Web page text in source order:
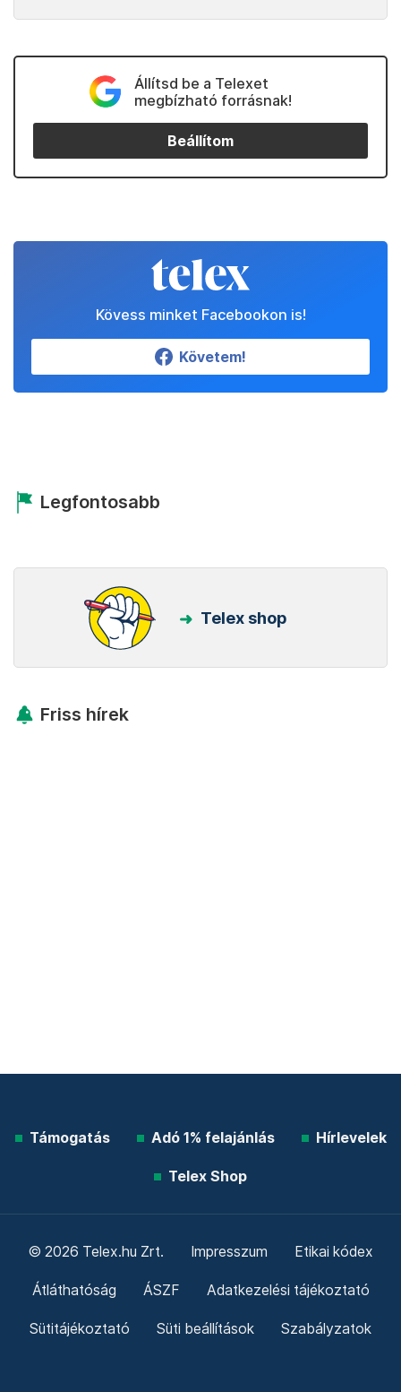
Állítsd be a Telexet
megbízható forrásnak!
Beállítom
Kövess minket Facebookon is!
Követem!
Legfontosabb
Telex shop
Friss hírek
Támogatás Adó 1% felajánlás Hírlevelek
Telex Shop
© 2026 Telex.hu Zrt. Impresszum Etikai kódex
Átláthatóság ÁSZF Adatkezelési tájékoztató
Sütitájékoztató Süti beállítások Szabályzatok